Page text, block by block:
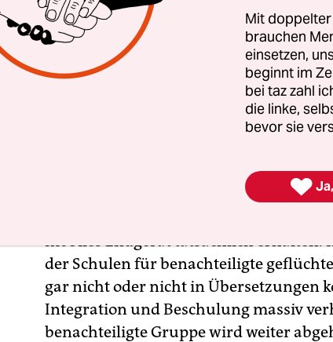
ausreichendes WLAN, berichten
„Nach unserer wie auch der
Internet in den meisten Heimen noch
Bewohnerzimmern aus digitalem
abgesehen von der Schwierigkeit, sich
Geschwister um einen herum spielen“,
von der Initiative Willkommen im
mobiles Endgerät tatsächlich erhalten.
der Schulen für benachteiligte
gar nicht oder nicht in Übersetzungen
Integration und Beschulung massiv
benachteiligte Gruppe wird weiter
Mit
brauchen
einsetzen,
beginnt im
bei taz zahl
die linke,
bevor sie
